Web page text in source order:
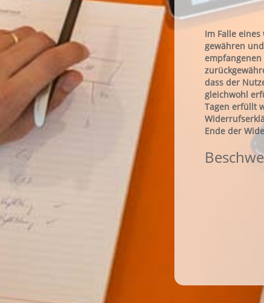
Im Falle
gewähren
dass der
gleichwohl
Tagen erfüllt
Ende der